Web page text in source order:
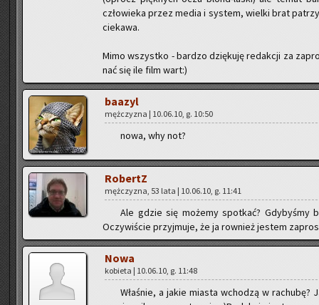
czło­wie­ka przez media i sys­tem, wiel­ki brat
cie­ka­wa.
Mimo wszyst­ko - bar­dzo dzię­ku­ję re­dak­cji za
nać się ile film wart:)
ba­azyl
męż­czy­zna | 10.06.10, g. 10:50
nowa, why not?
Ro­bertZ
męż­czy­zna, 53 lata | 10.06.10, g. 11:41
Ale gdzie się mo­że­my spo­tkać? Gdy­by­śmy
Oczy­wi­ście przyj­mu­je, że ja row­nież je­stem
Nowa
ko­bie­ta | 10.06.10, g. 11:48
Wła­śnie, a jakie mia­sta wcho­dzą w